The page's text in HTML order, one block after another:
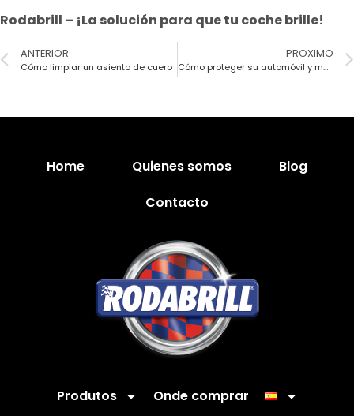
Rodabrill – ¡La solución para que tu coche brille!
ANTERIOR
Cómo limpiar un asiento de cuero
PROXIMO
Cómo proteger su automóvil y mantenerlo limpio durante la temporada de lluvias
Home Quienes somos
Blog
Contacto
Produtos Onde comprar